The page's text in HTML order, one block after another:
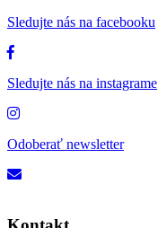
Sledujte nás na facebooku
Sledujte nás na instagrame
Odoberať newsletter